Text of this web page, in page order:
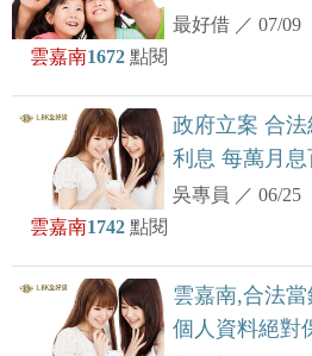
最好借 ／07/09
雲嘉南1672 點閱
政府立案 合
利息 每萬月
吳專員 ／06/25
雲嘉南1742 點閱
雲嘉南,合法
個人資料絕對